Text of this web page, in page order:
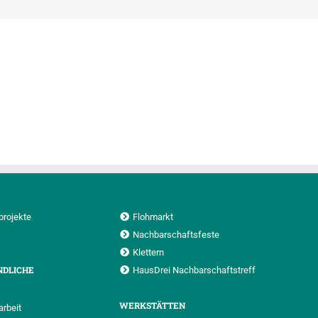
Flohmarkt
Nachbarschaftsfeste
Klettern
HausDrei Nachbarschaftstreff
WERKSTÄTTEN